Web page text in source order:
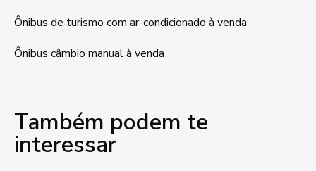
Ônibus de turismo com ar-condicionado à venda
Ônibus câmbio manual à venda
Também podem te
interessar